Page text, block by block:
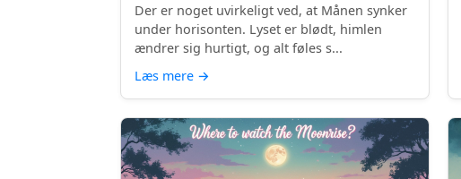
Der er noget uvirkeligt ved, at Månen synker
under horisonten. Lyset er blødt, himlen
ændrer sig hurtigt, og alt føles s...
Læs mere →